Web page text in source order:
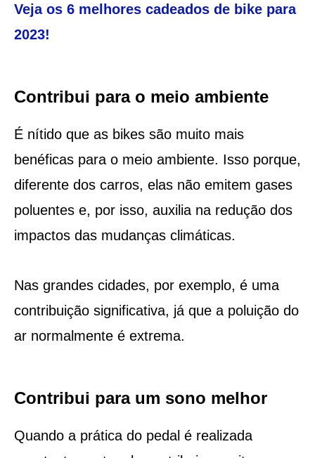
Veja os 6 melhores cadeados de bike para
2023!
Contribui para o meio ambiente
É nítido que as bikes são muito mais
benéficas para o meio ambiente. Isso porque,
diferente dos carros, elas não emitem gases
poluentes e, por isso, auxilia na redução dos
impactos das mudanças climáticas.
Nas grandes cidades, por exemplo, é uma
contribuição significativa, já que a poluição do
ar normalmente é extrema.
Contribui para um sono melhor
Quando a prática do pedal é realizada